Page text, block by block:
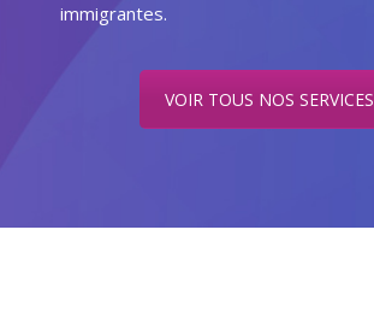
immigrantes.
VOIR TOUS NOS SERVICES